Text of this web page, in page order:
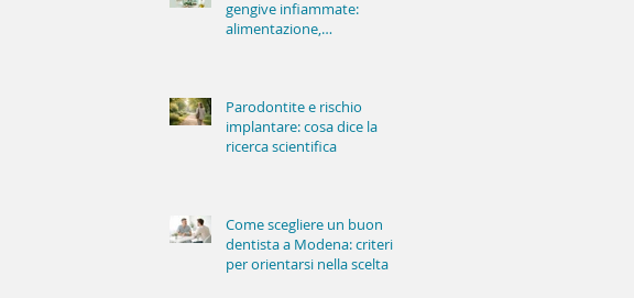
gengive infiammate:
alimentazione,
Parodontite e rischio
implantare: cosa dice la
ricerca scientifica
Come scegliere un buon
dentista a Modena: criteri
per orientarsi nella scelta